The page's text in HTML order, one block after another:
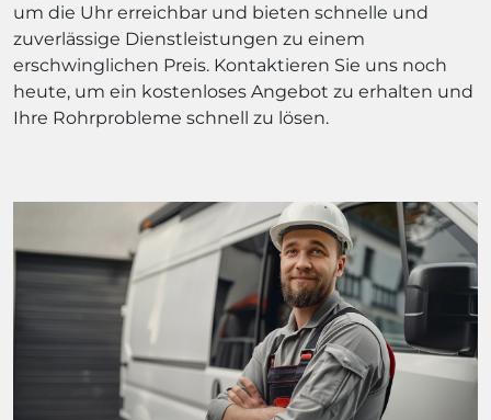
um die Uhr erreichbar und bieten schnelle und
zuverlässige Dienstleistungen zu einem
erschwinglichen Preis. Kontaktieren Sie uns noch
heute, um ein kostenloses Angebot zu erhalten und
Ihre Rohrprobleme schnell zu lösen.